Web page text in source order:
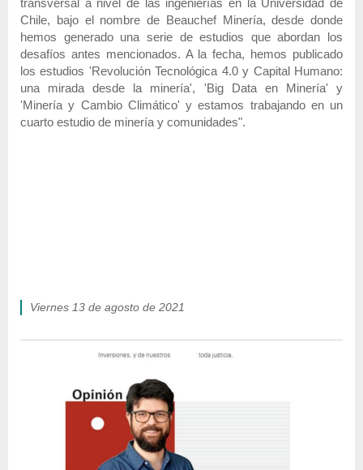
transversal a nivel de las ingenierías en la Universidad de
Chile, bajo el nombre de Beauchef Minería, desde donde
hemos generado una serie de estudios que abordan los
desafíos antes mencionados. A la fecha, hemos publicado
los estudios 'Revolución Tecnológica 4.0 y Capital Humano:
una mirada desde la minería', 'Big Data en Minería' y
'Minería y Cambio Climático' y estamos trabajando en un
cuarto estudio de minería y comunidades".
viernes 13 de agosto de 2021